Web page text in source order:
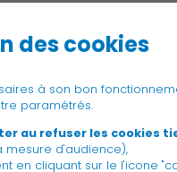
des cookies
à son bon
paramétrés.
au refuser les cookies
mesure d'audience),
en cliquant sur le l'icone